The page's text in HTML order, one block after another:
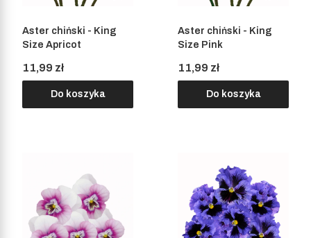
Aster chiński - King
Size Apricot
Cena
11,99 zł
Do koszyka
Aster chiński - King
Size Pink
Cena
11,99 zł
Do koszyka